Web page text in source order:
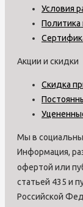
Условия
Акции и скидки
Скидка
Мы в
Информация,
офертой или
статьей 435 и
Российской